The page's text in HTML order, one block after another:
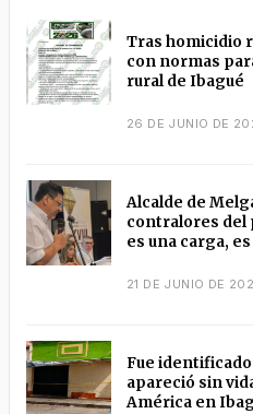
Tras homicidio
con normas
rural de Ibagué
26 DE JUNIO DE
Alcalde de
contralores del
es una carga, es
21 DE JUNIO DE
Fue identificado
apareció sin
América en